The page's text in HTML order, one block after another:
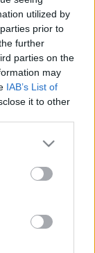
utilized by
prior to
further
parties on the
may
IAB’s List of
it to other
more Google
may click to
tags to
below Google
με τον
περιοχή
βρέφος